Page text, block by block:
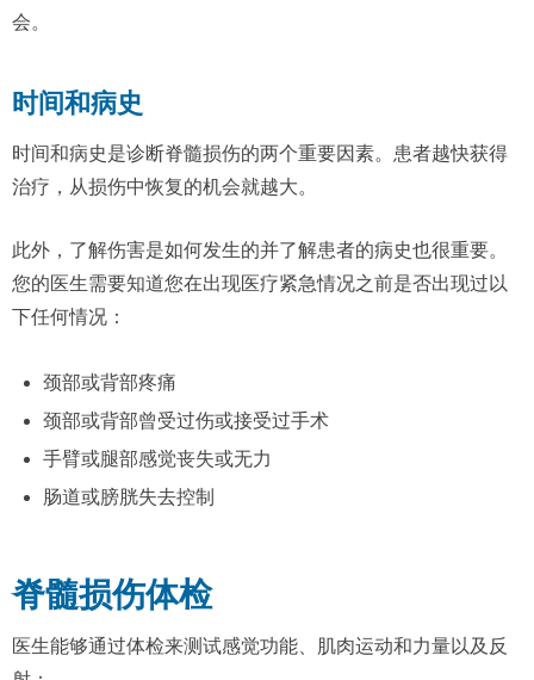
会。
时间和病史
时间和病史是诊断脊髓损伤的两个重要因素。患者越快获得
治疗，从损伤中恢复的机会就越大。
此外，了解伤害是如何发生的并了解患者的病史也很重要。
您的医生需要知道您在出现医疗紧急情况之前是否出现过以
下任何情况：
颈部或背部疼痛
颈部或背部曾受过伤或接受过手术
手臂或腿部感觉丧失或无力
肠道或膀胱失去控制
脊髓损伤体检
医生能够通过体检来测试感觉功能、肌肉运动和力量以及反